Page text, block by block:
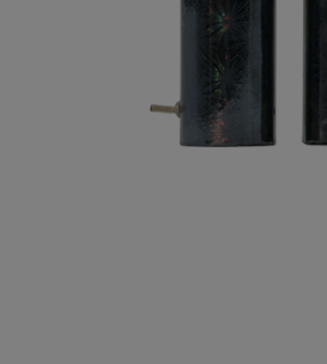
STORMLIGHTER